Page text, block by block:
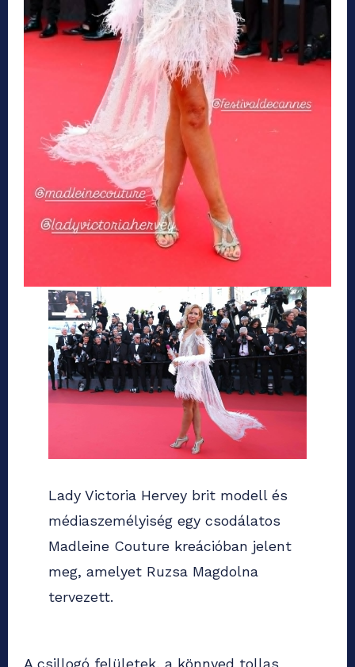
Lady Victoria Hervey brit modell és
médiaszemélyiség egy csodálatos
Madleine Couture kreációban jelent
meg, amelyet Ruzsa Magdolna
tervezett.
A csillogó felületek, a könnyed tollas